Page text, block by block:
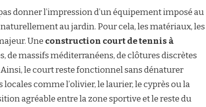
donner l’impression d’un équipement imposé au
au jardin. Pour cela, les matériaux, les
Une construction court de tennis à
de massifs méditerranéens, de clôtures discrètes
le court reste fonctionnel sans dénaturer
locales comme l’olivier, le laurier, le cyprès ou la
agréable entre la zone sportive et le reste du